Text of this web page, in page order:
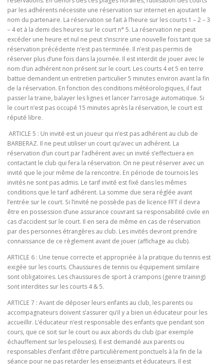
par les adhérents nécessite une réservation sur internet en ajoutant le
nom du partenaire. La réservation se fait à l’heure sur les courts 1 – 2 – 3
– 4 et à la demi des heures sur le court n° 5. La réservation ne peut
excéder une heure et nul ne peut s’inscrire une nouvelle fois tant que sa
réservation précédente n’est pas terminée. Il n’est pas permis de
réserver plus d’une fois dans la journée. Il est interdit de jouer avec le
nom d’un adhérent non présent sur le court. Les courts 4 et 5 en terre
battue demandent un entretien particulier 5 minutes environ avant la fin
de la réservation. En fonction des conditions météorologiques, il faut
passer la traine, balayer les lignes et lancer l’arrosage automatique. Si
le court n’est pas occupé 15 minutes après la réservation, le court est
réputé libre.
ARTICLE 5 : Un invité est un joueur qui n’est pas adhérent au club de
BARBERAZ. Il ne peut utiliser un court qu’avec un adhérent. La
réservation d’un court par l’adhérent avec un invité s’effectuera en
contactant le club qui fera la réservation. On ne peut réserver avec un
invité que le jour même de la rencontre. En période de tournois les
invités ne sont pas admis. Le tarif invité est fixé dans les mêmes
conditions que le tarif adhérent. La somme due sera réglée avant
l’entrée sur le court. Si l’invité ne possède pas de licence FFT il devra
être en possession d’une assurance couvrant sa responsabilité civile en
cas d’accident sur le court. Il en sera de même en cas de réservation
par des personnes étrangères au club. Les invités devront prendre
connaissance de ce règlement avant de jouer (affichage au club).
ARTICLE 6 : Une tenue correcte et appropriée à la pratique du tennis est
exigée sur les courts. Chaussures de tennis ou équipement similaire
sont obligatoires. Les chaussures de sport à crampons (genre training)
sont interdites sur les courts 4 & 5.
ARTICLE 7 : Avant de déposer leurs enfants au club, les parents ou
accompagnateurs doivent s’assurer qu’il y a bien un éducateur pour les
accueillir. L’éducateur n’est responsable des enfants que pendant son
cours, que ce soit sur le court ou aux abords du club (par exemple
échauffement sur les pelouses). Il est demandé aux parents ou
responsables d’enfant d’être particulièrement ponctuels à la fin de la
séance pour ne pas retarder les enseignants et éducateurs. Il est